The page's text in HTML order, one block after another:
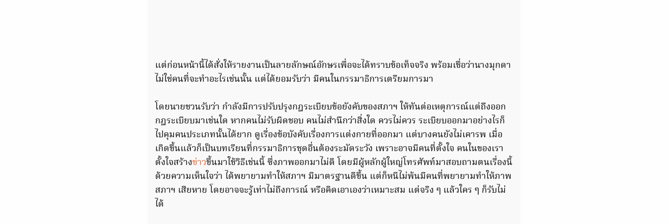
แต่ก่อนหน้านี้ได้สั่งให้รายงานเป็นลายลักษณ์อักษรเพื่อจะได้ทราบข้อเท็จจริง พร้อมเชื่อว่านางมุกดา
ไม่ใช่คนที่จะทำอะไรเช่นนั้น แต่ได้ยอมรับว่า มีคนในกรรมาธิการเตรียมการมา
โดยนายชวนรับว่า กำลังมีการปรับปรุงกฎระเบียบข้อยังคับของสภาฯ ให้ทันต่อเหตุการณ์แต่ถึงออก
กฎระเบียบมาเช่นใด หากคนไม่รับผิดชอบ คนไม่สำนึกว่าสิ่งใด ควรไม่ควร ระเบียบออกมาอย่างไรก็
ไปคุมคนประเภทนั้นได้ยาก ดูเรื่องข้อบังคับเรื่องการแต่งกายที่ออกมา แต่บางคนยังไม่เคารพ เมื่อ
เกิดขึ้นแล้วก็เป็นบทเรียนที่กรรมาธิการชุดอื่นต้องระมัดระวัง เพราะอาจมีคนที่ตั้งใจ คนในของเรา
ตั้งใจสร้างข่าวขึ้นมาใช้วิธีเช่นนี้ ซึ่งภาพออกมาไม่ดี โดยมีผู้หลักผู้ใหญ่โทรศัพท์มาสอบถามตนเรื่องนี้
ด้วยความเห็นใจว่า ได้พยายามทำให้สภาฯ มีมาตรฐานดีขึ้น แต่ก็หนีไม่พ้นมีคนที่พยายามทำให้ภาพ
สภาฯ เสียหาย โดยอาจจะรู้เท่าไม่ถึงการณ์ หรือคิดเอาเองว่าเหมาะสม แต่จริง ๆ แล้วใคร ๆ ก็รับไม่
ได้